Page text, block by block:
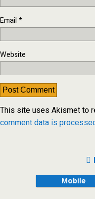
Email *
Website
This site uses Akismet to
comment data is
Mobile